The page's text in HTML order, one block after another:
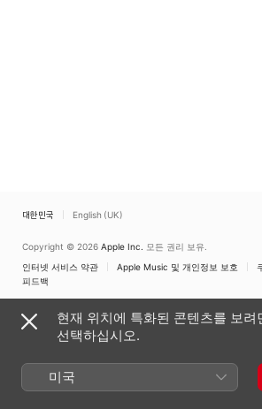
대한민국 English (UK)
Copyright © 2026 Apple Inc. 모든 권리 보유.
인터넷 서비스 약관
Apple Music 및 개인정보 보호
피드백
현재 위치에 특화된 콘텐츠를 보려
선택하십시오.
미국